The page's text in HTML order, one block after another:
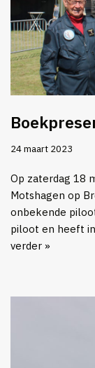
24 maart 2023
Op zaterdag 18
Motshagen op
onbekende
piloot en heeft
verder »